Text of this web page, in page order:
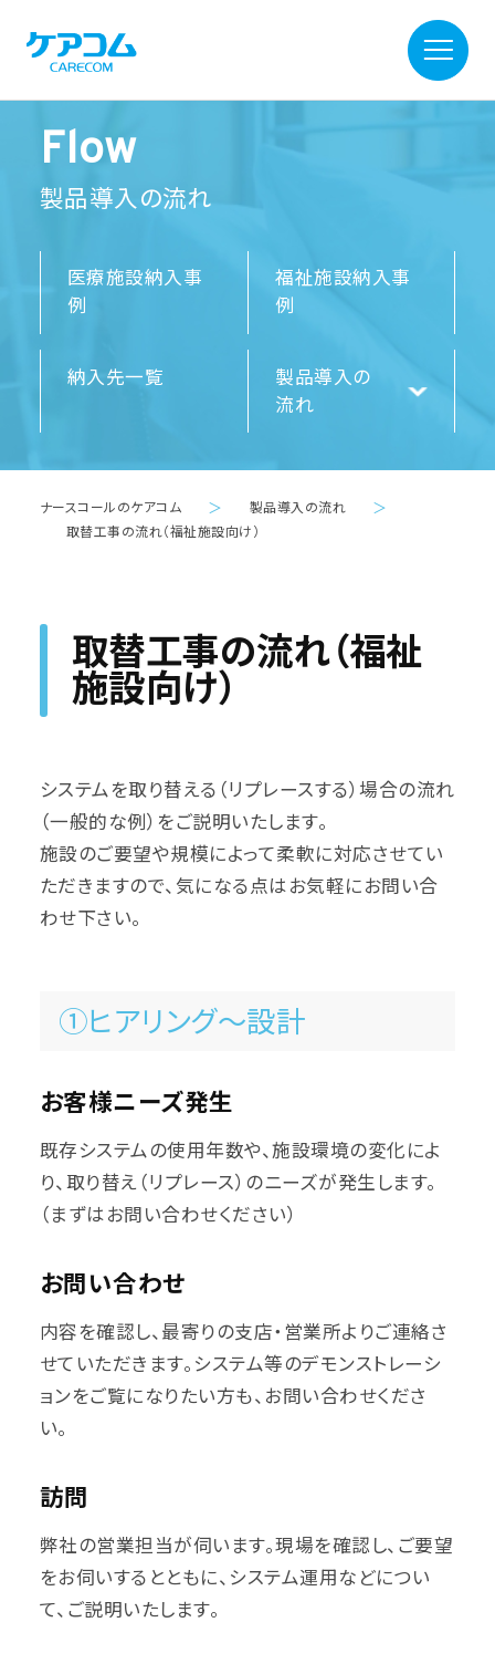
Flow
製品導入の流れ
医療施設納入事
例
福祉施設納入事
例
納入先一覧
製品導入の
流れ
ナースコールのケアコム ＞ 製品導入の流れ ＞
取替工事の流れ（福祉施設向け）
取替工事の流れ（福祉
施設向け）
システムを取り替える（リプレースする）場合の流れ
（一般的な例）をご説明いたします。
施設のご要望や規模によって柔軟に対応させてい
ただきますので、気になる点はお気軽にお問い合
わせ下さい。
①ヒアリング～設計
お客様ニーズ発生
既存システムの使用年数や、施設環境の変化によ
り、取り替え（リプレース）のニーズが発生します。
（まずはお問い合わせください）
お問い合わせ
内容を確認し、最寄りの支店・営業所よりご連絡さ
せていただきます。システム等のデモンストレーシ
ョンをご覧になりたい方も、お問い合わせくださ
い。
訪問
弊社の営業担当が伺います。現場を確認し、ご要望
をお伺いするとともに、システム運用などについ
て、ご説明いたします。